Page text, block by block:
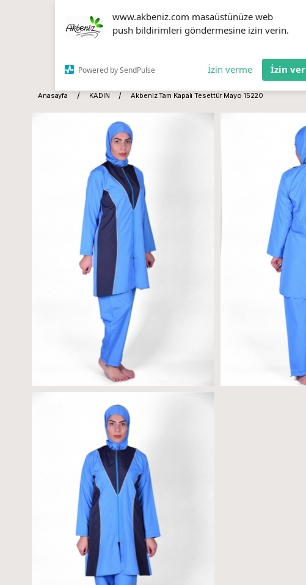
www.akbeniz.com masaüstünüze web
push bildirimleri göndermesine izin verin.
Powered by SendPulse İzin verme İzin ver
Anasayfa KADIN Akbeniz Tam Kapalı Tesettür Mayo 15220